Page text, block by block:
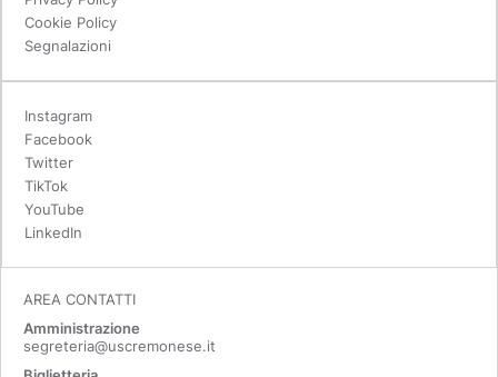
Cookie Policy
Segnalazioni
Instagram
Facebook
Twitter
TikTok
YouTube
LinkedIn
AREA CONTATTI
Amministrazione
segreteria@uscremonese.it